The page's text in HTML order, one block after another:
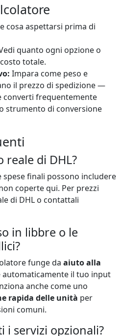
cosa aspettarsi prima di
quanto ogni opzione o
totale.
Impara come peso e
il prezzo di spedizione —
converti frequentemente
strumento di conversione
reale di DHL?
spese finali possono includere
coperte qui. Per prezzi
di DHL o contattali
in libbre o le
funge da aiuto alla
il tuo input
anche come uno
rapida delle unità per
comuni.
i servizi opzionali?